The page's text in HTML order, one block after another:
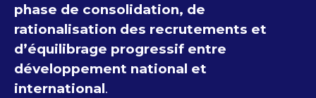
phase de consolidation, de
rationalisation des recrutements et
d’équilibrage progressif entre
développement national et
international.